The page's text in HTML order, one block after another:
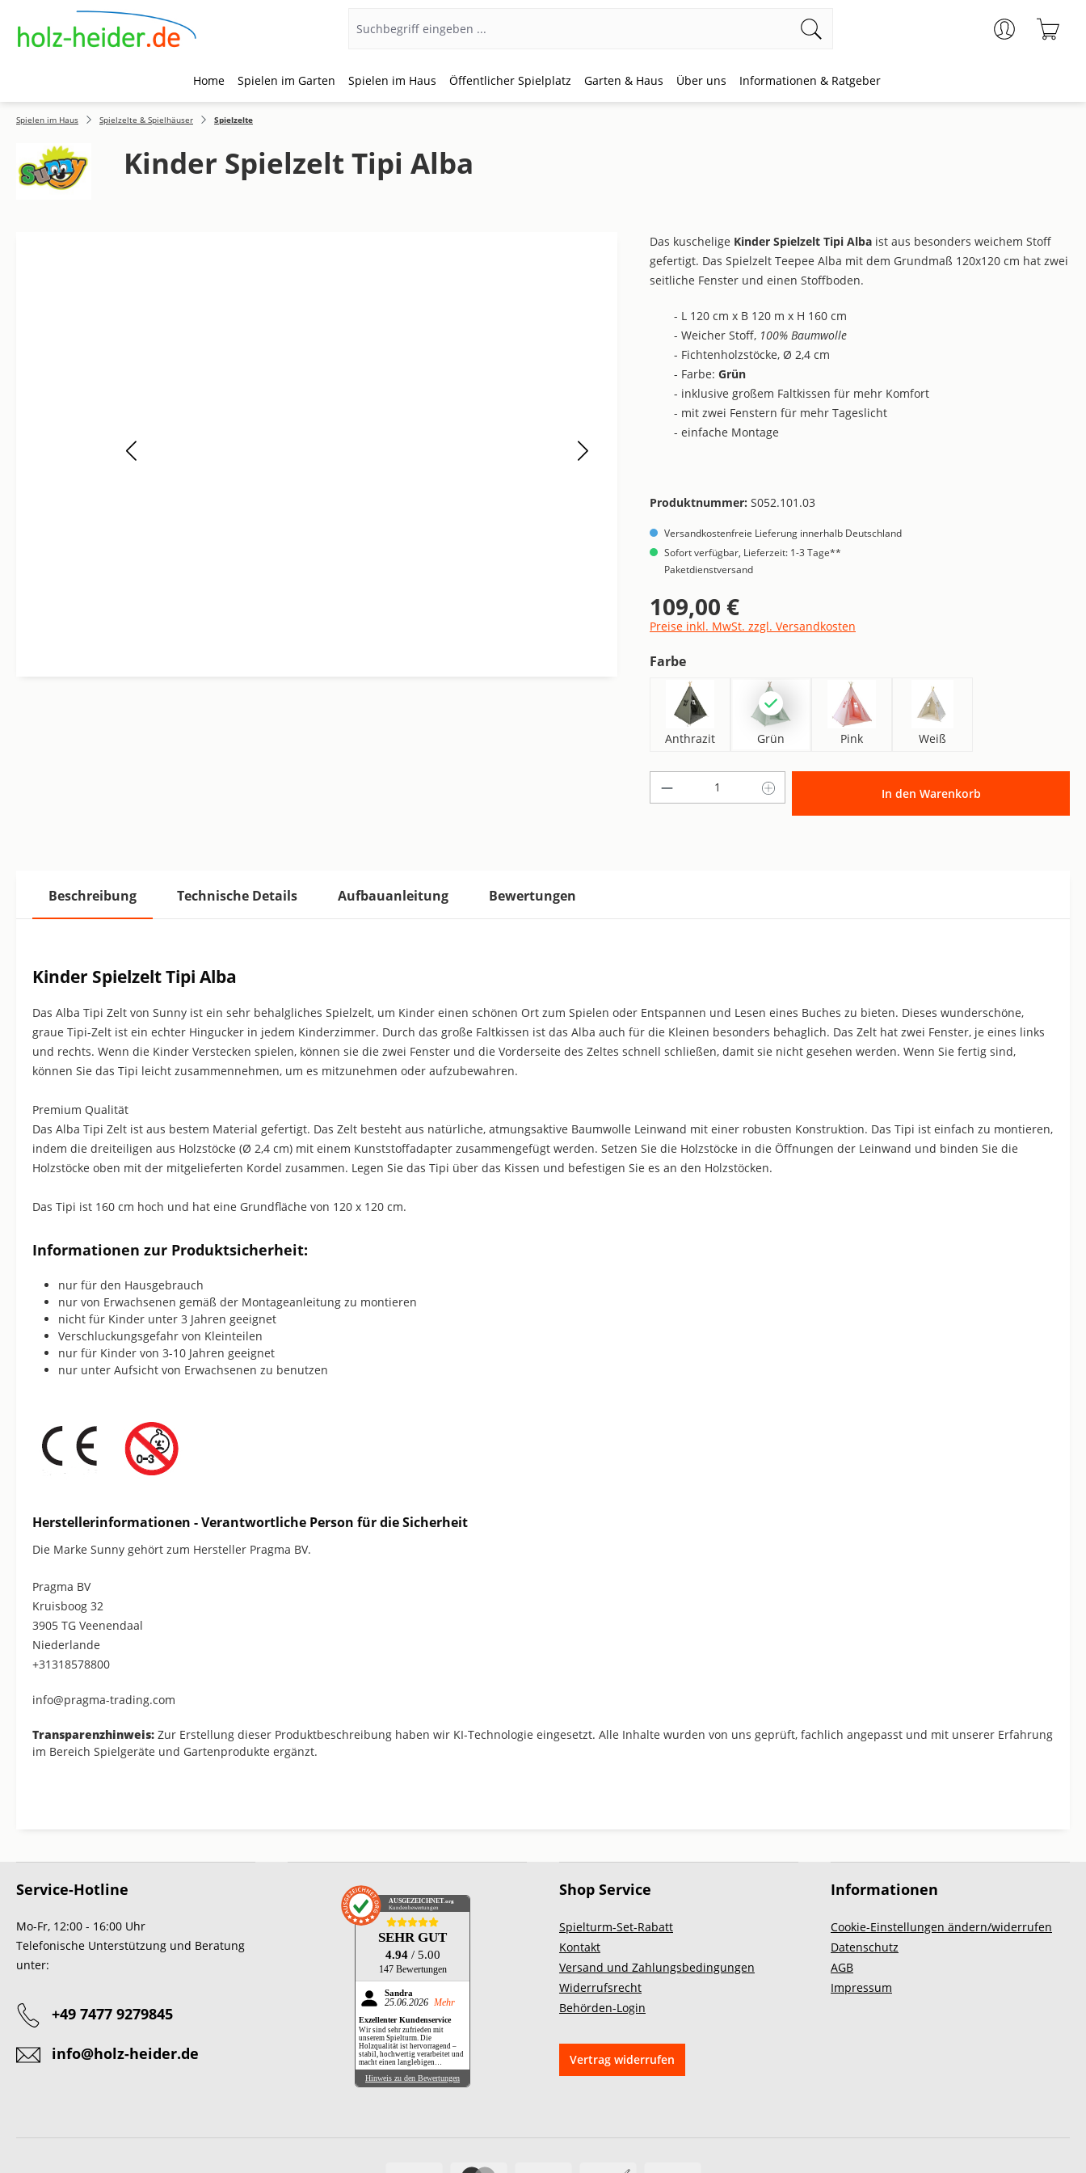
Hauptinhalt springen
Zur Suche springen
Zur Hauptnavigation springen
Home Spielen im Garten Spielen im Haus Öffentlicher Spielplatz Garten & Haus Über uns Informationen & Ratgeber
Spielen im Haus Spielzelte & Spielhäuser Spielzelte
Kinder Spielzelt Tipi Alba
Das kuschelige Kinder Spielzelt Tipi Alba ist aus besonders weichem Stoff
gefertigt. Das Spielzelt Teepee Alba mit dem Grundmaß 120x120 cm hat zwei
seitliche Fenster und einen Stoffboden.
- L 120 cm x B 120 m x H 160 cm
- Weicher Stoff, 100% Baumwolle
- Fichtenholzstöcke, Ø 2,4 cm
- Farbe: Grün
- inklusive großem Faltkissen für mehr Komfort
- mit zwei Fenstern für mehr Tageslicht
- einfache Montage
Produktnummer: S052.101.03
Versandkostenfreie Lieferung innerhalb Deutschland
Sofort verfügbar, Lieferzeit: 1-3 Tage**
Paketdienstversand
Regulärer Preis:
109,00 €
Preise inkl. MwSt. zzgl. Versandkosten
Farbeauswählen
Anthrazit
Anthrazit
Grün
Grün
Pink
Pink
Weiß
Weiß
Produkt Anzahl: Gib den gewünschten Wert
In den Warenkorb
Beschreibung Technische Details Aufbauanleitung Bewertungen
Kinder Spielzelt Tipi Alba
Das Alba Tipi Zelt von Sunny ist ein sehr behalgliches Spielzelt, um Kinder einen schönen Ort zum Spielen oder Entspannen und Lesen eines Buches zu bieten. Dieses wunderschöne,
graue Tipi-Zelt ist ein echter Hingucker in jedem Kinderzimmer. Durch das große Faltkissen ist das Alba auch für die Kleinen besonders behaglich. Das Zelt hat zwei Fenster, je eines links
und rechts. Wenn die Kinder Verstecken spielen, können sie die zwei Fenster und die Vorderseite des Zeltes schnell schließen, damit sie nicht gesehen werden. Wenn Sie fertig sind,
können Sie das Tipi leicht zusammennehmen, um es mitzunehmen oder aufzubewahren.
Premium Qualität
Das Alba Tipi Zelt ist aus bestem Material gefertigt. Das Zelt besteht aus natürliche, atmungsaktive Baumwolle Leinwand mit einer robusten Konstruktion. Das Tipi ist einfach zu montieren,
indem die dreiteiligen aus Holzstöcke (Ø 2,4 cm) mit einem Kunststoffadapter zusammengefügt werden. Setzen Sie die Holzstöcke in die Öffnungen der Leinwand und binden Sie die
Holzstöcke oben mit der mitgelieferten Kordel zusammen. Legen Sie das Tipi über das Kissen und befestigen Sie es an den Holzstöcken.
Das Tipi ist 160 cm hoch und hat eine Grundfläche von 120 x 120 cm.
Informationen zur Produktsicherheit:
nur für den Hausgebrauch
nur von Erwachsenen gemäß der Montageanleitung zu montieren
nicht für Kinder unter 3 Jahren geeignet
Verschluckungsgefahr von Kleinteilen
nur für Kinder von 3-10 Jahren geeignet
nur unter Aufsicht von Erwachsenen zu benutzen
Herstellerinformationen - Verantwortliche Person für die Sicherheit
Die Marke Sunny gehört zum Hersteller Pragma BV.
Pragma BV
Kruisboog 32
3905 TG Veenendaal
Niederlande
+31318578800
info@pragma-trading.com
Transparenzhinweis: Zur Erstellung dieser Produktbeschreibung haben wir KI-Technologie eingesetzt. Alle Inhalte wurden von uns geprüft, fachlich angepasst und mit unserer Erfahrung
im Bereich Spielgeräte und Gartenprodukte ergänzt.
Service-Hotline
Mo-Fr, 12:00 - 16:00 Uhr
Telefonische Unterstützung und Beratung
unter:
+49 7477 9279845
info@holz-heider.de
AUSGEZEICHNET.org
Kundenbewertungen
SEHR GUT
4.94 / 5.00
147 Bewertungen
Sandra
25.06.2026 Mehr
Exzellenter Kundenservice
Wir sind sehr zufrieden mit
unserem Spielturm. Die
Holzqualität ist hervorragend –
stabil, hochwertig verarbeitet und
macht einen langlebigen
Eindruck. Besonders hervorheben
möchten wir jedoch die exzellente
Kundenbetreuung. Während des
Hinweis zu den Bewertungen
Shop Service
Spielturm-Set-Rabatt
Kontakt
Versand und Zahlungsbedingungen
Widerrufsrecht
Behörden-Login
Vertrag widerrufen
Informationen
Cookie-Einstellungen ändern/widerrufen
Datenschutz
AGB
Impressum